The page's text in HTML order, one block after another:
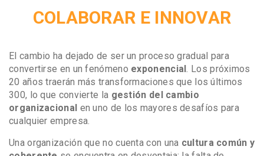
COLABORAR E INNOVAR
El cambio ha dejado de ser un proceso gradual para
convertirse en un fenómeno exponencial. Los próximos
20 años traerán más transformaciones que los últimos
300, lo que convierte la gestión del cambio
organizacional en uno de los mayores desafíos para
cualquier empresa.
Una organización que no cuenta con una cultura común y